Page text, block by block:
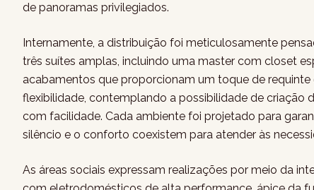
de panoramas privilegiados.
Internamente, a distribuição foi meticulosamente
três suítes amplas, incluindo uma master com closet
acabamentos que proporcionam um toque de
flexibilidade, contemplando a possibilidade de criação
com facilidade. Cada ambiente foi projetado para
silêncio e o conforto coexistem para atender às
As áreas sociais expressam realizações por meio da